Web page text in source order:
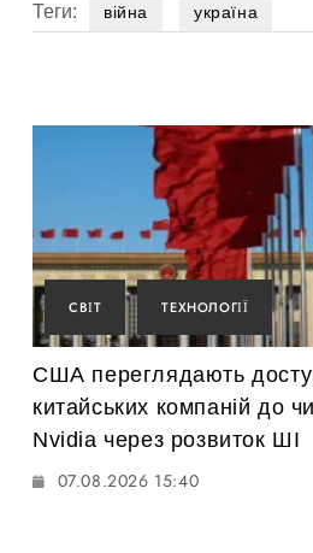
Теги: війна україна
СВІТ ТЕХНОЛОГІЇ
США переглядають
китайських компаній до
Nvidia через розвиток ШІ
07.08.2026 15:40